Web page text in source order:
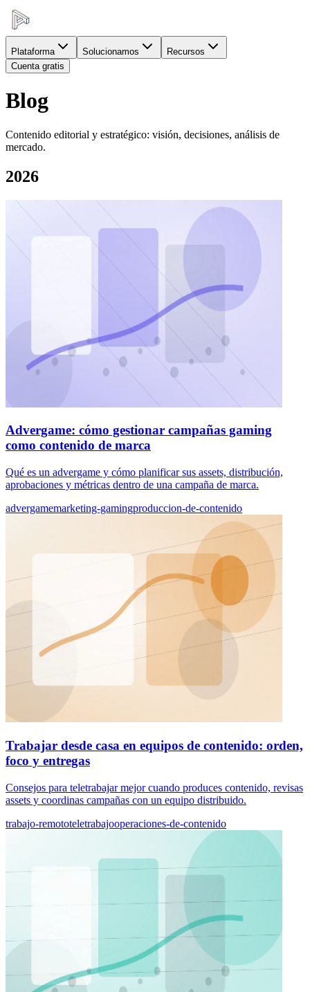
Plataforma Solucionamos
Recursos
Cuenta gratis
Blog
Contenido editorial y estratégico: visión, decisiones, análisis de
mercado.
2026
Advergame: cómo gestionar campañas gaming
como contenido de marca
Qué es un advergame y cómo planificar sus assets, distribución,
aprobaciones y métricas dentro de una campaña de marca.
advergamemarketing-gamingproduccion-de-contenido
Trabajar desde casa en equipos de contenido: orden,
foco y entregas
Consejos para teletrabajar mejor cuando produces contenido, revisas
assets y coordinas campañas con un equipo distribuido.
trabajo-remototeletrabajooperaciones-de-contenido